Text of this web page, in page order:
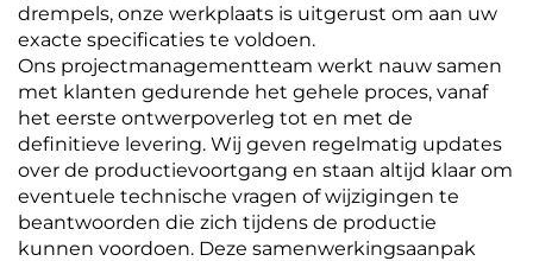
drempels, onze werkplaats is uitgerust om aan uw
exacte specificaties te voldoen.
Ons projectmanagementteam werkt nauw samen
met klanten gedurende het gehele proces, vanaf
het eerste ontwerpoverleg tot en met de
definitieve levering. Wij geven regelmatig updates
over de productievoortgang en staan altijd klaar om
eventuele technische vragen of wijzigingen te
beantwoorden die zich tijdens de productie
kunnen voordoen. Deze samenwerkingsaanpak